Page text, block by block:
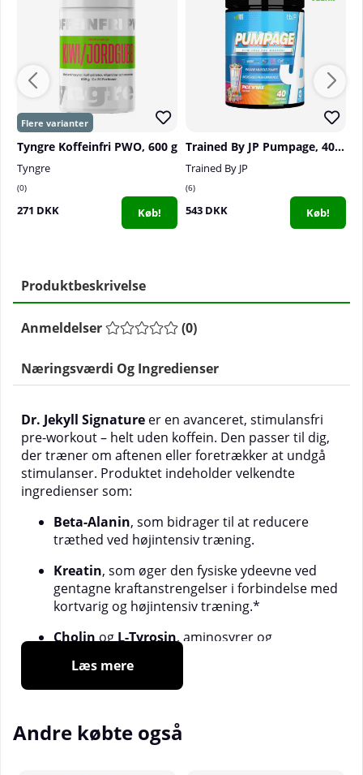
Tyngre Koffeinfri PWO, 600 g
Tyngre
0
271 DKK Køb!
Trained By JP Pumpage, 40 serv.
Trained By JP
6
543 DKK Køb!
Produktbeskrivelse
Anmeldelser (0)
Næringsværdi Og Ingredienser
Dr. Jekyll Signature er en avanceret, stimulansfri
pre-workout – helt uden koffein. Den passer til dig,
der træner om aftenen eller foretrækker at undgå
stimulanser. Produktet indeholder velkendte
ingredienser som:
Beta-Alanin, som bidrager til at reducere
træthed ved højintensiv træning.
Kreatin, som øger den fysiske ydeevne ved
gentagne kraftanstrengelser i forbindelse med
kortvarig og højintensiv træning.*
CholinogL-Tyrosin, aminosyrer og
funktioner.
er et alternativ for dig, der søger en pre-workout
uden koffein.
Læs mere
Andre købte også